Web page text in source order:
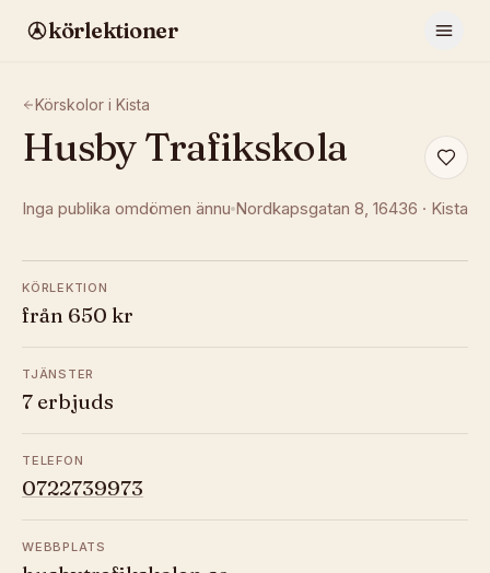
körlektioner
Körskolor i Kista
Husby Trafikskola
Inga publika omdömen ännu Nordkapsgatan 8, 16436 · Kista
KÖRLEKTION
från 650 kr
TJÄNSTER
7 erbjuds
TELEFON
0722739973
WEBBPLATS